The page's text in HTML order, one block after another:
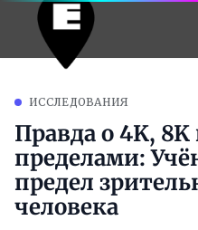
ИССЛЕДОВАНИЯ
Правда о 4K, 8K
пределами:
предел
человека